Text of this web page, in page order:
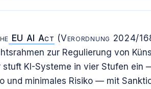
EU AI Act (Verordnung 2024/
zur Regulierung von
stuft KI-Systeme in vier Stufen ein
und minimales Risiko — mit